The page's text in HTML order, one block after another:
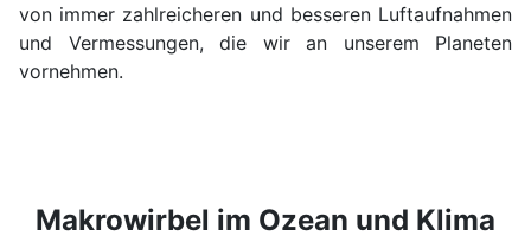
von immer zahlreicheren und besseren Luftaufnahmen
und Vermessungen, die wir an unserem Planeten
vornehmen.
Makrowirbel im Ozean und Klima